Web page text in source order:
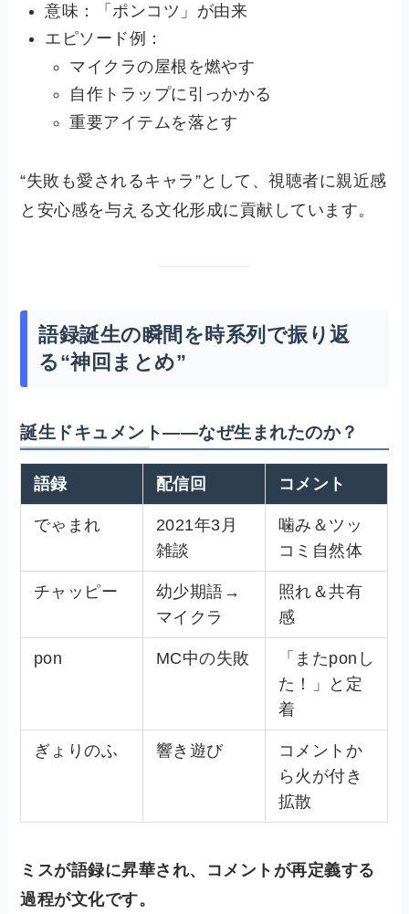
意味：「ポンコツ」が由来
エピソード例：
マイクラの屋根を燃やす
自作トラップに引っかかる
重要アイテムを落とす
“失敗も愛されるキャラ”として、視聴者に親近感
と安心感を与える文化形成に貢献しています。
語録誕生の瞬間を時系列で振り返
る“神回まとめ”
誕生ドキュメント——なぜ生まれたのか？
語録 配信回 コメント
でゃまれ
2021年3月
雑談
噛み＆ツッ
コミ自然体
チャッピー
幼少期語→
マイクラ
照れ＆共有
感
pon MC中の失敗
「またponし
た！」と定
着
ぎょりのふ 響き遊び
コメントか
ら火が付き
拡散
ミスが語録に昇華され、コメントが再定義する
過程が文化です。